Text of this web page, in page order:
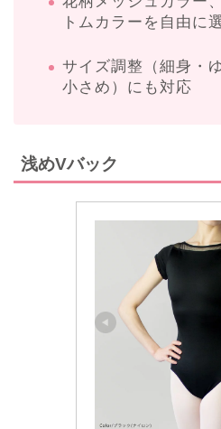
トムカラーを自由に
サイズ調整（細身・
小さめ）にも対応
浅めVバック